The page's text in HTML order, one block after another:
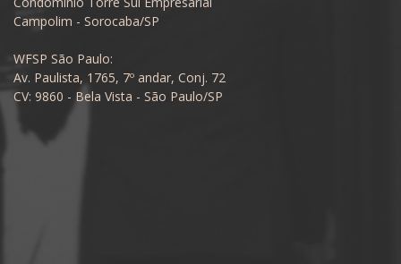
Campolim - Sorocaba/SP
WFSP São Paulo:
Av. Paulista, 1765, 7º andar, Conj. 72
CV: 9860 - Bela Vista - São Paulo/SP